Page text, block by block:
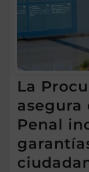
La
asegura
Penal